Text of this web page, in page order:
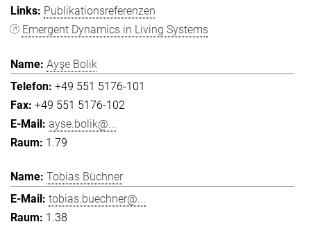
Publikationsreferenzen
Emergent Dynamics in Living Systems
Ayşe Bolik
+49 551 5176-101
+49 551 5176-102
ayse.bolik@...
1.79
Tobias Büchner
tobias.buechner@...
1.38